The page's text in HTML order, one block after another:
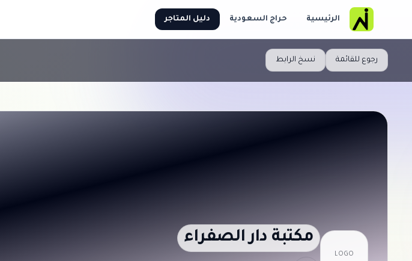
الرئيسية حراج السعودية دليل المتاجر
رجوع للقائمة نسخ الرابط
LOGO
مكتبة دار الصفراء